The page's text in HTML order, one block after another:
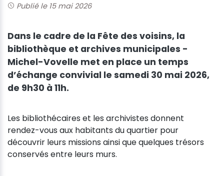
Publié le 15 mai 2026
Dans le cadre de la Fête des voisins, la
bibliothèque et archives municipales -
Michel-Vovelle met en place un temps
d’échange convivial le samedi 30 mai 2026,
de 9h30 à 11h.
Les bibliothécaires et les archivistes donnent
rendez-vous aux habitants du quartier pour
découvrir leurs missions ainsi que quelques trésors
conservés entre leurs murs.